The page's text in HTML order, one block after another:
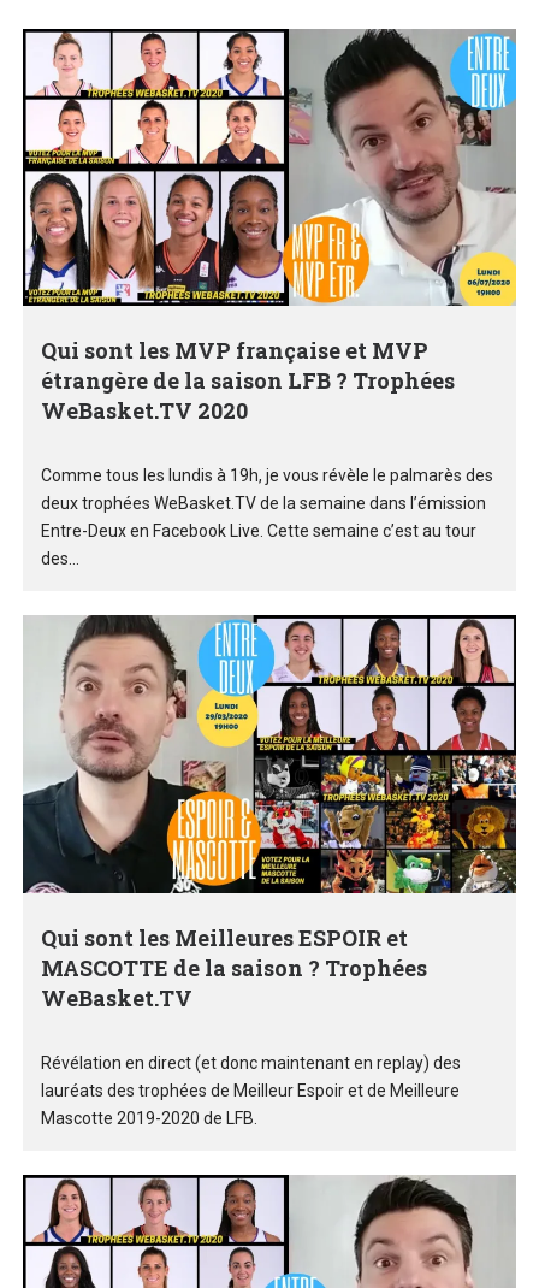
Qui sont les MVP française et MVP
étrangère de la saison LFB ? Trophées
WeBasket.TV 2020
Comme tous les lundis à 19h, je vous révèle le palmarès des
deux trophées WeBasket.TV de la semaine dans l’émission
Entre-Deux en Facebook Live. Cette semaine c’est au tour
des...
Qui sont les Meilleures ESPOIR et
MASCOTTE de la saison ? Trophées
WeBasket.TV
Révélation en direct (et donc maintenant en replay) des
lauréats des trophées de Meilleur Espoir et de Meilleure
Mascotte 2019-2020 de LFB.